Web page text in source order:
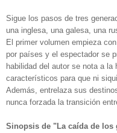
Sigue los pasos de tres
una inglesa, una galesa, una
El primer volumen empieza
por países y el espectador se
habilidad del autor se nota a
característicos para que ni
Además, entrelaza sus
nunca forzada la transición
Sinopsis de "La caída de los